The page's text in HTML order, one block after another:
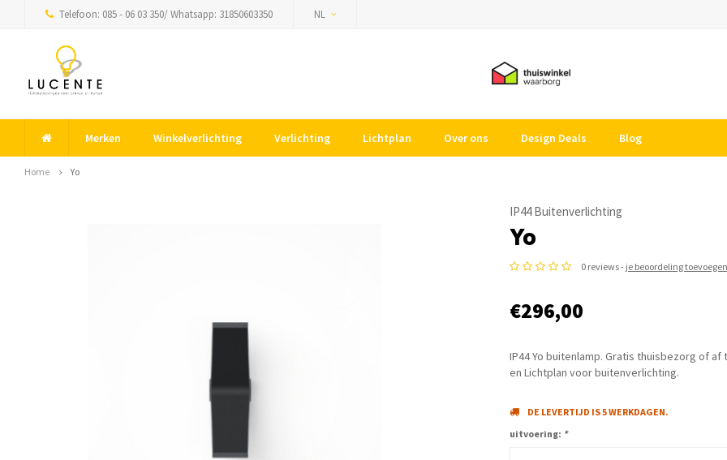
Telefoon: 085 - 06 03 350/ Whatsapp: 31850603350 NL
Merken Winkelverlichting Verlichting Lichtplan Over ons Design Deals Blog
Home Yo
IP44 Buitenverlichting
Yo
0 reviews - je beoordeling toevoegen
€296,00
IP44 Yo buitenlamp. Gratis thuisbezorg of
en Lichtplan voor buitenverlichting.
DE LEVERTIJD IS 5 WERKDAGEN.
uitvoering: *